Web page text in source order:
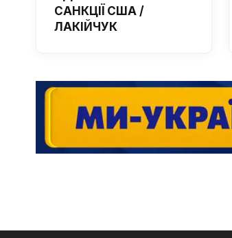
САНКЦІЇ США /
ЛАКІЙЧУК